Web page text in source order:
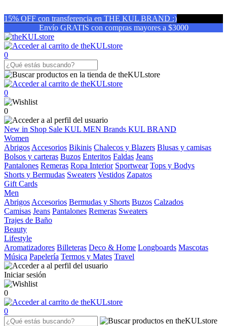
15% OFF con transferencia en THE KUL BRAND :)
Envío GRATIS con compras mayores a $3000
0
0
0
New in Shop Sale KUL MEN Brands KUL BRAND
Women
Abrigos Accesorios Bikinis Chalecos y Blazers Blusas y camisas
Bolsos y carteras Buzos Enteritos Faldas Jeans
Pantalones Remeras Ropa Interior Sportwear Tops y Bodys
Shorts y Bermudas Sweaters Vestidos Zapatos
Gift Cards
Men
Abrigos Accesorios Bermudas y Shorts Buzos Calzados
Camisas Jeans Pantalones Remeras Sweaters
Trajes de Baño
Beauty
Lifestyle
Aromatizadores Billeteras Deco & Home Longboards Mascotas
Música Papelería Termos y Mates Travel
Iniciar sesión
0
0